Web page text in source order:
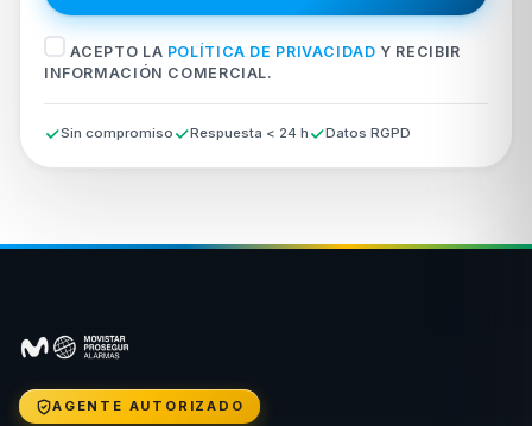
ACEPTO LA POLÍTICA DE PRIVACIDAD Y RECIBIR
INFORMACIÓN COMERCIAL.
Sin compromiso Respuesta < 24 h Datos RGPD
AGENTE AUTORIZADO